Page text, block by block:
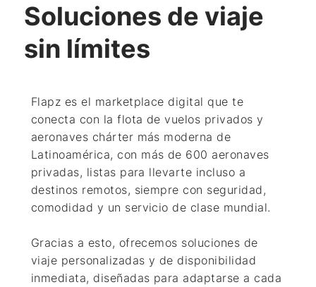
Soluciones de viaje
sin límites
Flapz es el marketplace digital que te
conecta con la flota devuelos privados y
aeronaves chárter más moderna de
Latinoamérica, con más de 600 aeronaves
privadas, listas para llevarte incluso a
destinos remotos, siempre con seguridad,
comodidad y un servicio de clase mundial.
Gracias a esto, ofrecemos soluciones de
viaje personalizadas y de disponibilidad
inmediata, diseñadas para adaptarse a cada